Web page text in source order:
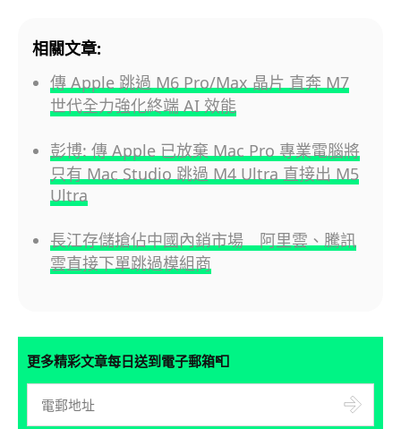
相關文章:
傳 Apple 跳過 M6 Pro/Max 晶片 直奔 M7
世代全力強化終端 AI 效能
彭博: 傳 Apple 已放棄 Mac Pro 專業電腦將
只有 Mac Studio 跳過 M4 Ultra 直接出 M5
Ultra
長江存儲搶佔中國內銷市場 阿里雲、騰訊
雲直接下單跳過模組商
更多精彩文章每日送到電子郵箱📮